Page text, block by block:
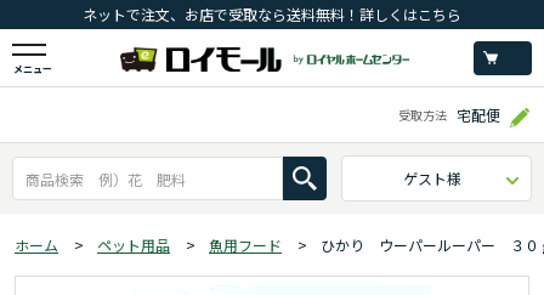
ネットで注文、お店で受取なら送料無料！詳しくはこちら
メニュー
受取方法 宅配便
ゲスト様
ホーム > ペット用品 > 魚用フード > ひかり ウーパールーパー ３０